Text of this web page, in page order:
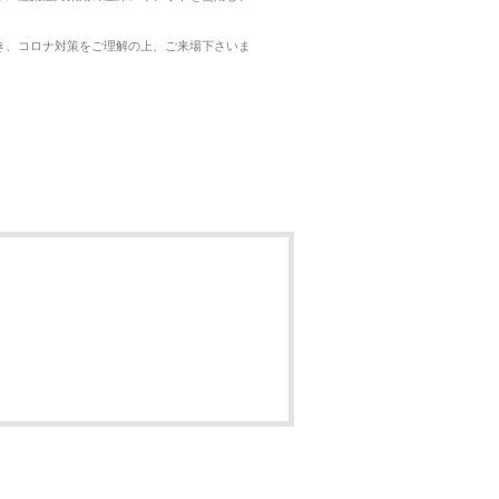
コロナ対策をご理解の上、ご来場下さいま